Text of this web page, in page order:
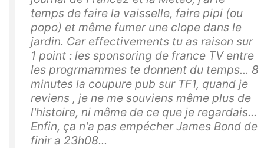
temps de faire la vaisselle, faire pipi (ou
popo) et même fumer une clope dans le
jardin. Car effectivements tu as raison sur
1 point : les sponsoring de france TV entre
les progrmammes te donnent du temps... 8
minutes la coupure pub sur TF1, quand je
reviens , je ne me souviens même plus de
l'histoire, ni même de ce que je regardais...
Enfin, ça n'a pas empécher James Bond de
finir a 23h08...